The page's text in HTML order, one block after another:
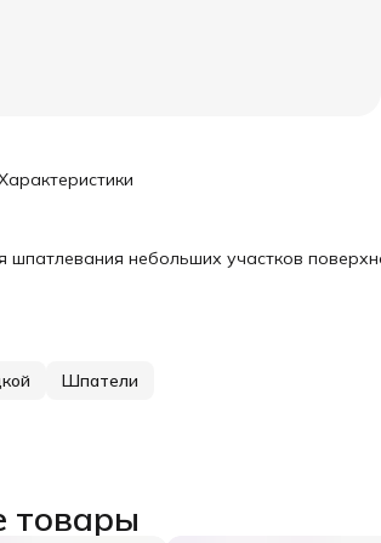
шпатлевания небольших участков
Шпатели
товары